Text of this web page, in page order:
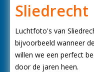
Sliedrecht
Luchtfoto's van
bijvoorbeeld wanneer
willen we een perfect
door de jaren heen.